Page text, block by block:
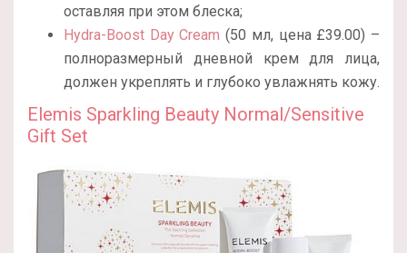
оставляя при этом блеска;
Hydra-Boost Day Cream (50 мл, цена £39.00) –
полноразмерный дневной крем для лица,
должен укреплять и глубоко увлажнять кожу.
Elemis Sparkling Beauty Normal/Sensitive
Gift Set